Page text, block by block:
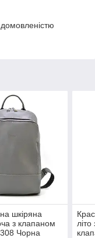
шкіряна
з клапаном
Чорна